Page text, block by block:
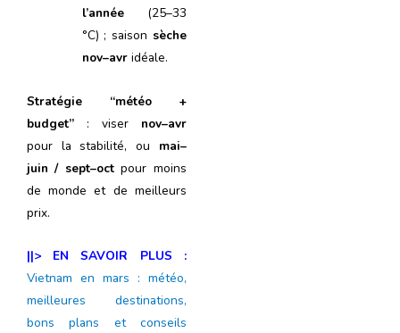
l’année(25–33
°C) ; saison sèche
nov–avridéale.
Stratégie “météo +
budget” : viser nov–avr
pour la stabilité, ou mai–
juin / sept–octpour moins
de monde et de meilleurs
prix.
||> EN SAVOIR PLUS :
Vietnam en mars : météo,
meilleures destinations,
bons plans et conseils